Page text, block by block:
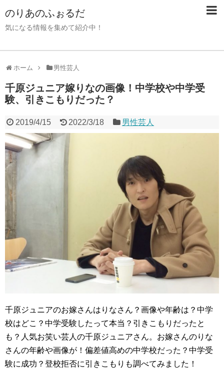
のりあのふぉるだ
気になる情報を集めて紹介中！
ホーム 男性芸人
千原ジュニア嫁りなの画像！中学校や中学受
験、引きこもりだった？
2019/4/15 2022/3/18 男性芸人
千原ジュニアのお嫁さんはりなさん？画像や年齢は？中学
校はどこ？中学受験したって本当？引きこもりだったと
も？人気お笑い芸人の千原ジュニアさん。お嫁さんのりな
さんの年齢や画像が！偏差値高めの中学校だった？中学受
験に成功？登校拒否に引きこもりも調べてみました！